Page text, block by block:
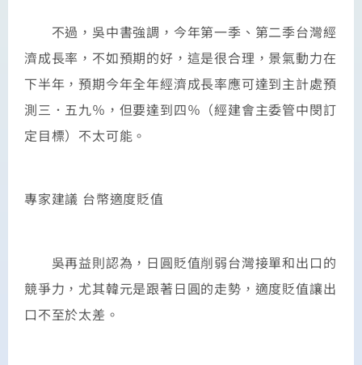
不過，吳中書強調，今年第一季、第二季台灣經
濟成長率，不如預期的好，這是很合理，景氣動力在
下半年，預期今年全年經濟成長率應可達到主計處預
測三．五九％，但要達到四％（經建會主委管中閔訂
定目標）不太可能。
專家建議 台幣適度貶值
吳再益則認為，日圓貶值削弱台灣接單和出口的
競爭力，尤其韓元是跟著日圓的走勢，適度貶值讓出
口不至於太差。